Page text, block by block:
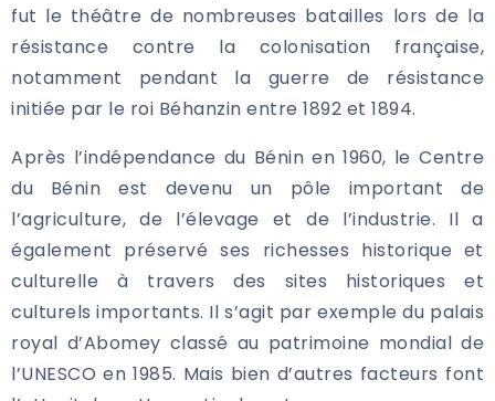
fut le théâtre de nombreuses batailles lors de la
résistance contre la colonisation française,
notamment pendant la guerre de résistance
initiée par le roi Béhanzin entre 1892 et 1894.
Après l’indépendance du Bénin en 1960, le Centre
du Bénin est devenu un pôle important de
l’agriculture, de l’élevage et de l’industrie. Il a
également préservé ses richesses historique et
culturelle à travers des sites historiques et
culturels importants. Il s’agit par exemple du palais
royal d’Abomey classé au patrimoine mondial de
l’UNESCO en 1985. Mais bien d’autres facteurs font